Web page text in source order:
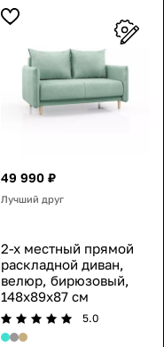
49 990 ₽
Лучший друг
2-х местный прямой
раскладной диван,
велюр, бирюзовый,
148x89x87 см
5.0